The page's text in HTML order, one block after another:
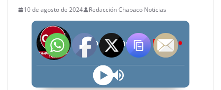
10 de agosto de 2024 Redacción Chapaco Noticias
Radio Chapaco Noticias Las 24 horas en vivo LIVE